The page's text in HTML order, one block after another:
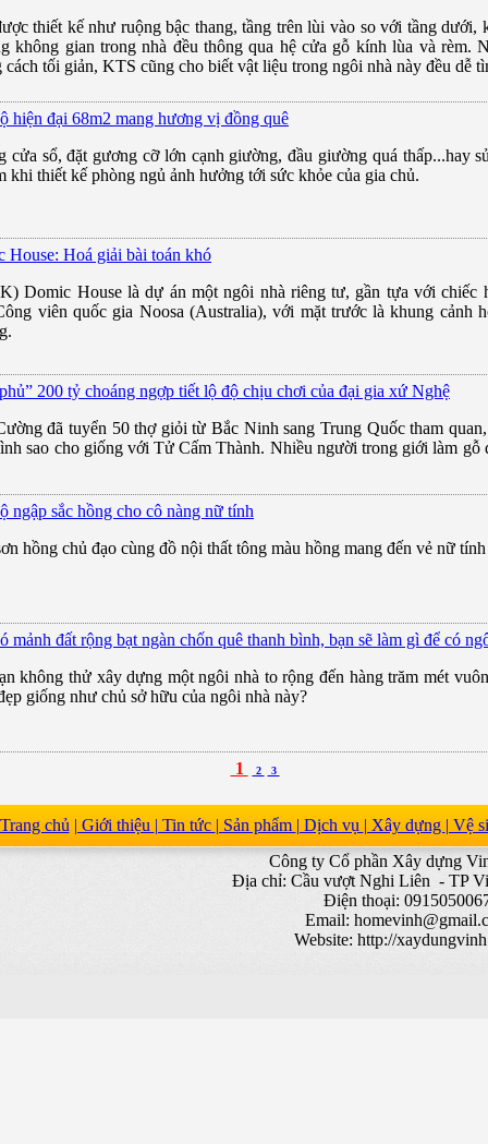
thiết kế như ruộng bậc thang, tầng trên lùi vào so với tầng dưới,
không gian trong nhà đều thông qua hệ cửa gỗ kính lùa và rèm.
cách tối giản, KTS cũng cho biết vật liệu trong ngôi nhà này đều dễ
hiện đại 68m2 mang hương vị đồng quê
cửa sổ, đặt gương cỡ lớn cạnh giường, đầu giường quá thấp...hay
khi thiết kế phòng ngủ ảnh hưởng tới sức khỏe của gia chủ.
House: Hoá giải bài toán khó
Domic House là dự án một ngôi nhà riêng tư, gần tựa với chiếc
viên quốc gia Noosa (Australia), với mặt trước là khung cảnh
200 tỷ choáng ngợp tiết lộ độ chịu chơi của đại gia xứ Nghệ
đã tuyển 50 thợ giỏi từ Bắc Ninh sang Trung Quốc tham
sao cho giống với Tử Cấm Thành. Nhiều người trong giới làm
ngập sắc hồng cho cô nàng nữ tính
hồng chủ đạo cùng đồ nội thất tông màu hồng mang đến vẻ nữ
mảnh đất rộng bạt ngàn chốn quê thanh bình, bạn sẽ làm gì để có
không thử xây dựng một ngôi nhà to rộng đến hàng trăm mét
giống như chủ sở hữu của ngôi nhà này?
1 2 3
Trang chủ | Giới thiệu | Tin tức | Sản phẩm | Dịch vụ | Xây dựng | Vệ
Công ty Cổ phần Xây dựng
Địa chỉ: Cầu vượt Nghi Liên - TP
Điện thoại:
Email:
Website: http://